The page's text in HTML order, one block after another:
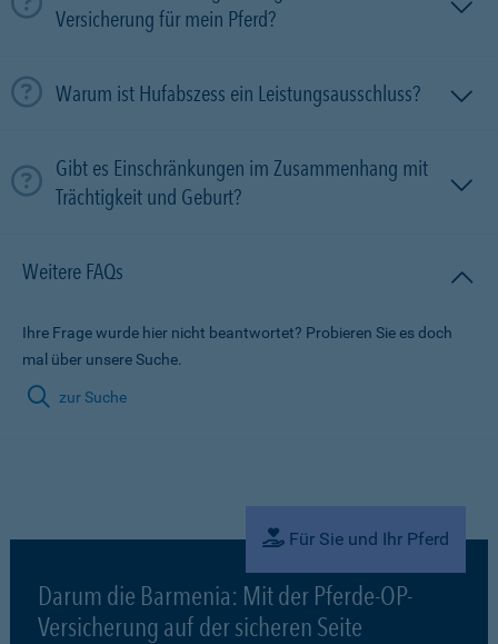
Versicherung für mein Pferd?
Warum ist Hufabszess ein Leistungsausschluss?
Gibt es Einschränkungen im Zusammenhang mit
Trächtigkeit und Geburt?
Weitere FAQs
Ihre Frage wurde hier nicht beantwortet? Probieren Sie es doch
mal über unsere Suche.
zur Suche
Für Sie und Ihr Pferd
Darum die Barmenia: Mit der Pferde-OP-
Versicherung auf der sicheren Seite